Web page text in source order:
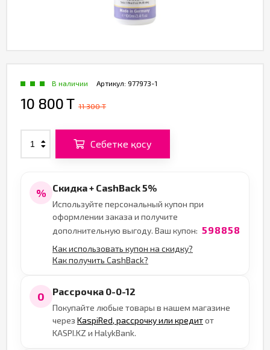
Артикул: 977973-1
В наличии
10 800 T 11 300 T
Себетке қосу
% Скидка + CashBack 5%
Используйте персональный купон при
оформлении заказа и получите
дополнительную выгоду. Ваш купон: 598858
Как использовать купон на скидку?
Как получить CashBack?
0 Рассрочка 0-0-12
Покупайте любые товары в нашем магазине
через KaspiRed, рассрочку или кредитот
KASPI.KZ и HalykBank.